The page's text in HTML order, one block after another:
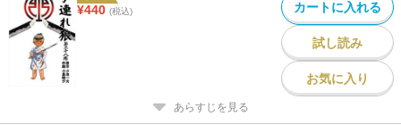
¥440 (税込) カートに入れる
試し読み
お気に入り
あらすじを見る